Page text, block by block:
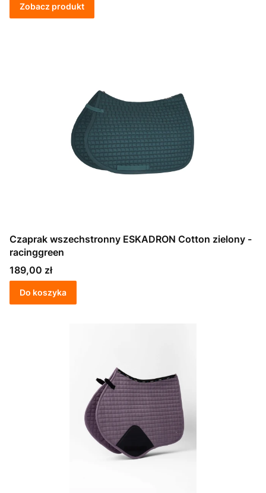
Zobacz produkt
Czaprak wszechstronny ESKADRON Cotton zielony -
racinggreen
Cena
189,00 zł
Do koszyka